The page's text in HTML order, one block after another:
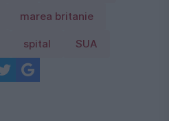
marea britanie
spital SUA